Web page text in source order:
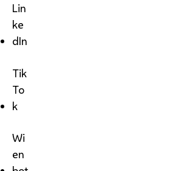
Lin
ke
dIn
Tik
To
k
Wi
en